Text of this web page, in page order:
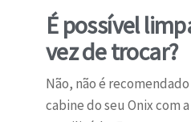
É possível
vez de trocar?
Não, não é recomendado
cabine do seu Onix com